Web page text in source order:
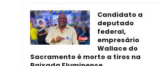
Candidato a
deputado
federal,
empresário
Wallace do
Sacramento é morto a tiros na